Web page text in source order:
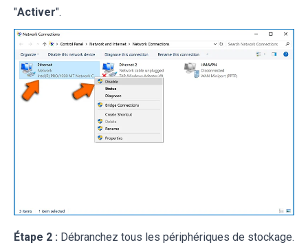
"Activer".
Étape 2 : Débranchez tous les périphériques de stockage.